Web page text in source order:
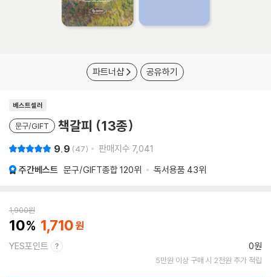
파트너샵 공유하기
베스트셀러
문구/GIFT 책갈피 (13종)
9.9 47 판매지수 7,041
주간베스트 문구/GIFT종합 120위 독서용품 43위
1,900원
10 1,710
YES포인트 0원
5만원 이상 구매 시 2천원 추가 적립